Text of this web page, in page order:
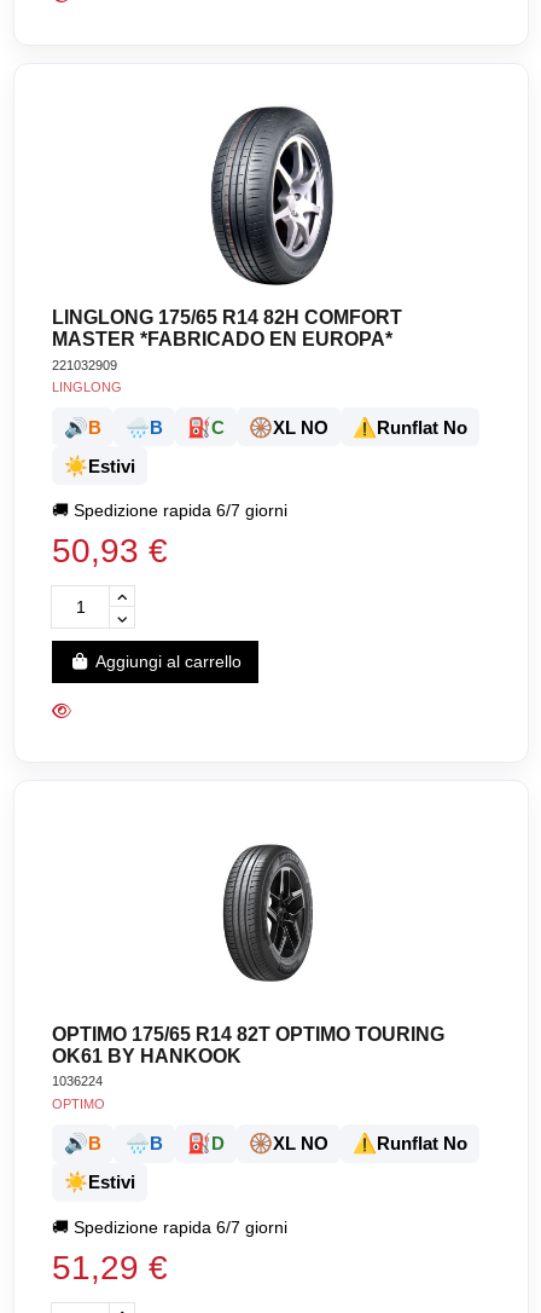
LINGLONG 175/65 R14 82H COMFORT
MASTER *FABRICADO EN EUROPA*
221032909
LINGLONG
🔊B 🌧️B ⛽C 🛞XL NO ⚠️Runflat No
☀️Estivi
🚚Spedizione rapida 6/7 giorni
50,93 €
Aggiungi al carrello
OPTIMO 175/65 R14 82T OPTIMO TOURING
OK61 BY HANKOOK
1036224
OPTIMO
🔊B 🌧️B ⛽D 🛞XL NO ⚠️Runflat No
☀️Estivi
🚚Spedizione rapida 6/7 giorni
51,29 €